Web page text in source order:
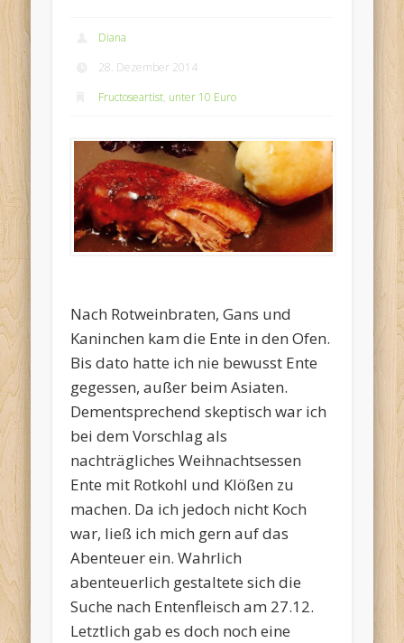
Diana
28. Dezember 2014
Fructoseartist, unter 10 Euro
Nach Rotweinbraten, Gans und
Kaninchen kam die Ente in den Ofen.
Bis dato hatte ich nie bewusst Ente
gegessen, außer beim Asiaten.
Dementsprechend skeptisch war ich
bei dem Vorschlag als
nachträgliches Weihnachtsessen
Ente mit Rotkohl und Klößen zu
machen. Da ich jedoch nicht Koch
war, ließ ich mich gern auf das
Abenteuer ein. Wahrlich
abenteuerlich gestaltete sich die
Suche nach Entenfleisch am 27.12.
Letztlich gab es doch noch eine